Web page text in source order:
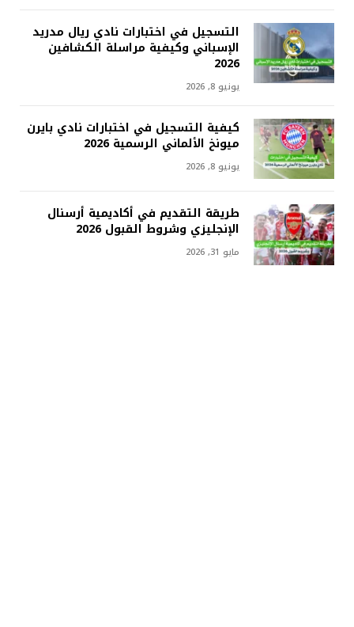
التسجيل في اختبارات نادي ريال مدريد
الإسباني وكيفية مراسلة الكشافين
2026
يونيو 8, 2026
كيفية التسجيل في اختبارات نادي بايرن
ميونخ الألماني الرسمية 2026
يونيو 8, 2026
طريقة التقديم في أكاديمية أرسنال
الإنجليزي وشروط القبول 2026
مايو 31, 2026